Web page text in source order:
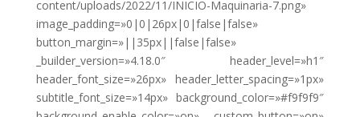
content/uploads/2022/11/INICIO-Maquinaria-7.png»
image_padding=»0|0|26px|0|false|false»
button_margin=»||35px||false|false»
_builder_version=»4.18.0″ header_level=»h1″
header_font_size=»26px» header_letter_spacing=»1px»
subtitle_font_size=»14px» background_color=»#f9f9f9″